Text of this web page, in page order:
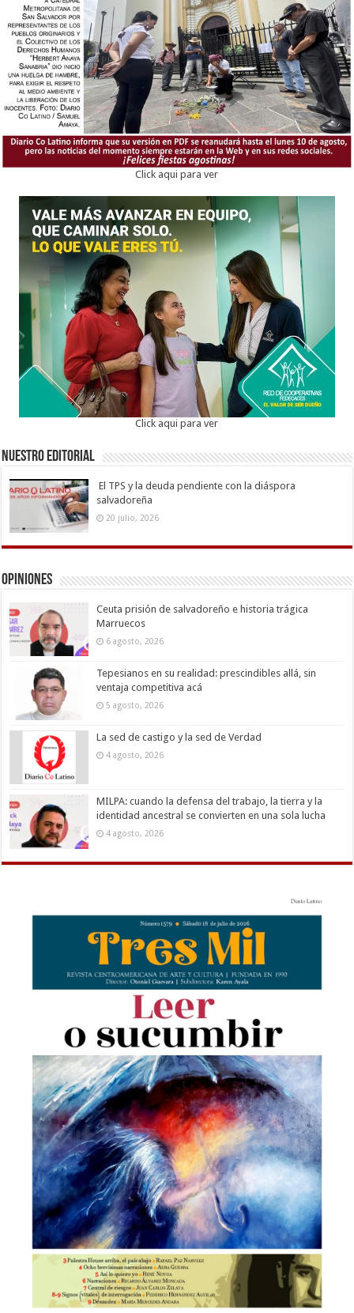
Click aqui para ver
Click aqui para ver
Nuestro Editorial
El TPS y la deuda pendiente con la diáspora
salvadoreña
20 julio, 2026
Opiniones
Ceuta prisión de salvadoreño e historia trágica
Marruecos
6 agosto, 2026
Tepesianos en su realidad: prescindibles allá, sin
ventaja competitiva acá
5 agosto, 2026
La sed de castigo y la sed de Verdad
4 agosto, 2026
MILPA: cuando la defensa del trabajo, la tierra y la
identidad ancestral se convierten en una sola lucha
4 agosto, 2026